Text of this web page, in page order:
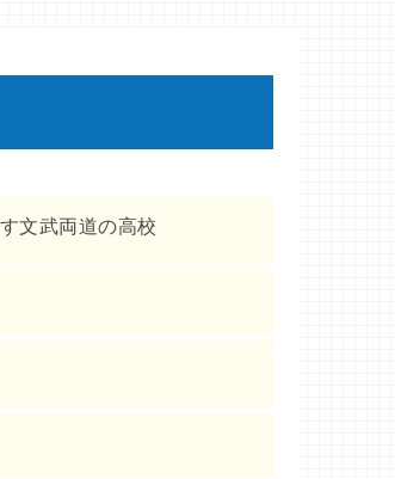
文武両道の高校